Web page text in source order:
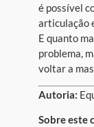
é possível
articulação
E quanto
problema,
voltar a
Autoria:
Sobre este